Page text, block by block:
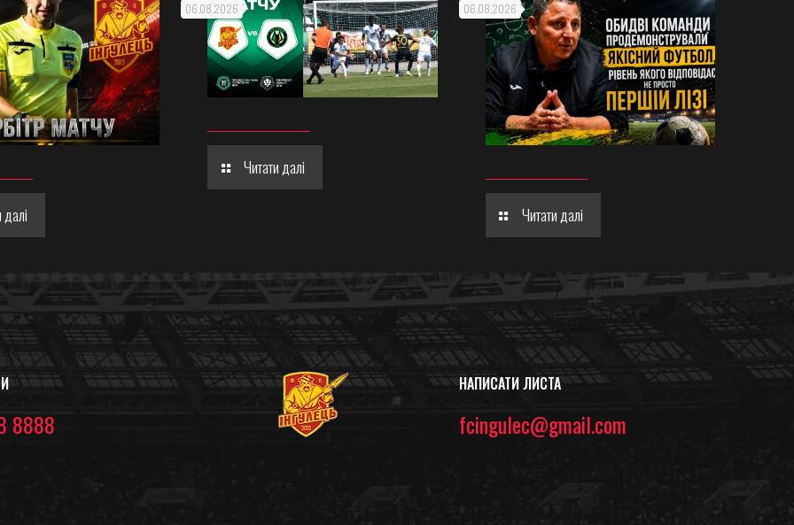
06.08.2026
Читати далі
06.08.2026
Читати далі
8888
НАПИСАТИ ЛИСТА
fcingulec@gmail.com